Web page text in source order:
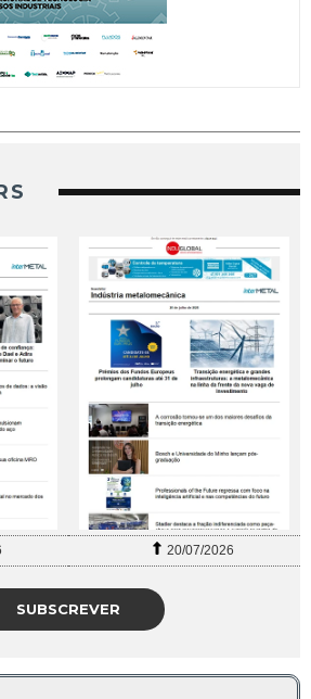
20/07/2026
SUBSCREVER